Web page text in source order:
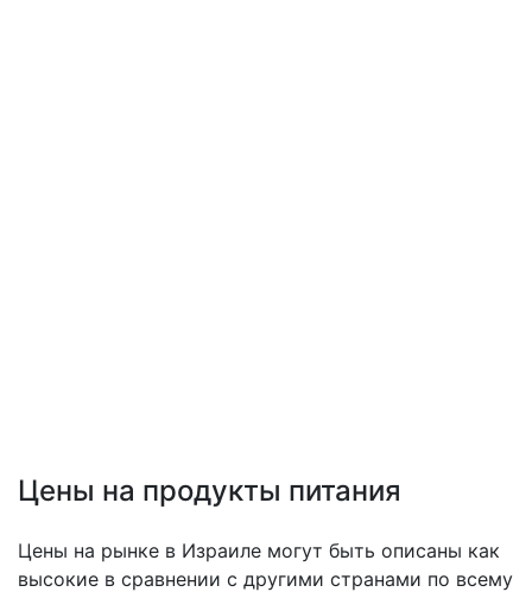
Цены на продукты питания
Цены на рынке в Израиле могут быть описаны как
высокие в сравнении с другими странами по всему